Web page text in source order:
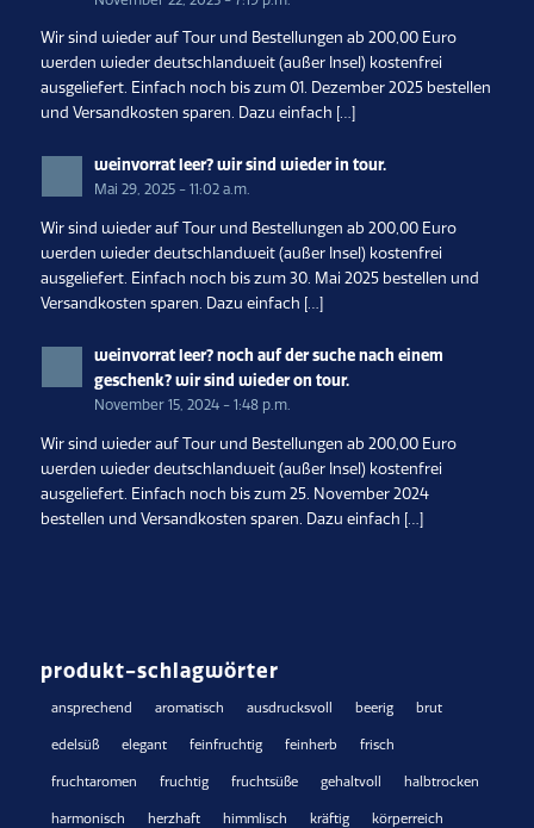
Wir sind wieder auf Tour und Bestellungen ab 200,00 Euro
werden wieder deutschlandweit (außer Insel) kostenfrei
ausgeliefert. Einfach noch bis zum 01. Dezember 2025 bestellen
und Versandkosten sparen. Dazu einfach […]
weinvorrat leer? wir sind wieder in tour.
Mai 29, 2025 - 11:02 a.m.
Wir sind wieder auf Tour und Bestellungen ab 200,00 Euro
werden wieder deutschlandweit (außer Insel) kostenfrei
ausgeliefert. Einfach noch bis zum 30. Mai 2025 bestellen und
Versandkosten sparen. Dazu einfach […]
weinvorrat leer? noch auf der suche nach einem
geschenk? wir sind wieder on tour.
November 15, 2024 - 1:48 p.m.
Wir sind wieder auf Tour und Bestellungen ab 200,00 Euro
werden wieder deutschlandweit (außer Insel) kostenfrei
ausgeliefert. Einfach noch bis zum 25. November 2024
bestellen und Versandkosten sparen. Dazu einfach […]
produkt-schlagwörter
ansprechend aromatisch ausdrucksvoll beerig brut
edelsüß elegant feinfruchtig feinherb frisch
fruchtaromen fruchtig fruchtsüße gehaltvoll halbtrocken
harmonisch herzhaft himmlisch kräftig körperreich